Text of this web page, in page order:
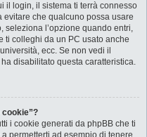
il login, il sistema ti terrà connesso
che qualcuno possa usare
seleziona l’opzione quando entri,
ti colleghi da un PC usato anche
ecc. Se non vedi il
disabilitato questa caratteristica.
cookie”?
i cookie generati da phpBB che ti
permetterti ad esempio di tenere